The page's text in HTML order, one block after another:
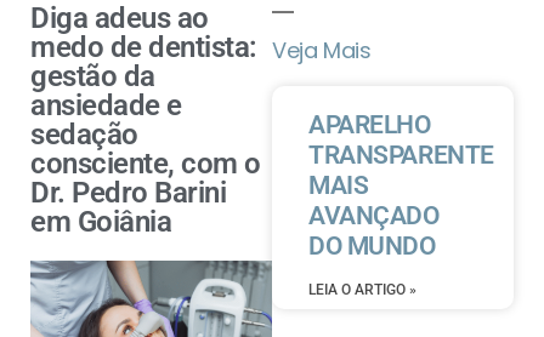
Diga adeus ao
medo de dentista:
gestão da
ansiedade e
sedação
consciente, com o
Dr. Pedro Barini
em Goiânia
Veja Mais
APARELHO
TRANSPARENTE
MAIS
AVANÇADO
DO MUNDO
LEIA O ARTIGO »